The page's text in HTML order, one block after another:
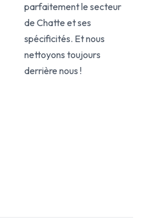
parfaitement le secteur
de Chatte et ses
spécificités. Et nous
nettoyons toujours
derrière nous !